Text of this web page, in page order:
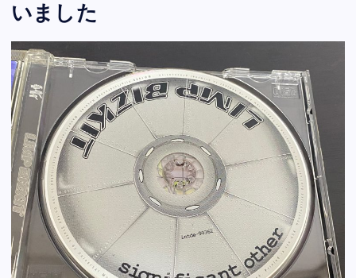
いました